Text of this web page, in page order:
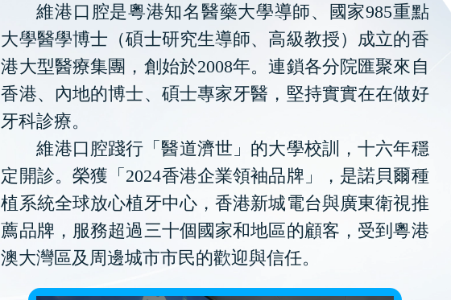
維港口腔是粵港知名醫藥大學導師、國家985重點
大學醫學博士（碩士研究生導師、高級教授）成立的香
港大型醫療集團，創始於2008年。連鎖各分院匯聚來自
香港、內地的博士、碩士專家牙醫，堅持實實在在做好
牙科診療。
維港口腔踐行「醫道濟世」的大學校訓，十六年穩
定開診。榮獲「2024香港企業領袖品牌」，是諾貝爾種
植系統全球放心植牙中心，香港新城電台與廣東衛視推
薦品牌，服務超過三十個國家和地區的顧客，受到粵港
澳大灣區及周邊城市市民的歡迎與信任。